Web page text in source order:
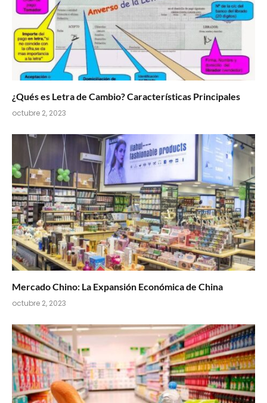
¿Qués es Letra de Cambio? Características Principales
octubre 2, 2023
Mercado Chino: La Expansión Económica de China
octubre 2, 2023